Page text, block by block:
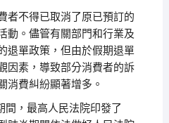
不得已取消了原已預訂的
動。儘管有關部門和行業及
退單政策，但由於假期退單
因素，導致部分消費者的訴
消費糾紛顯著增多。
，最高人民法院印發了